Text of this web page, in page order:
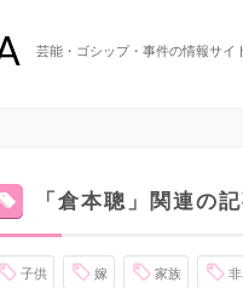
芸能・ゴシップ・事件の情報サイ
「倉本聰」関連の
子供 嫁 家族